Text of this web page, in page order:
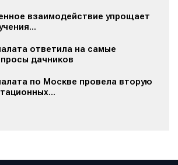
взаимодействие упрощает
ответила на самые
дачников
по Москве провела вторую